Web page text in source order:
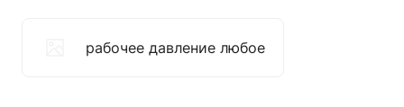
рабочее давление любое